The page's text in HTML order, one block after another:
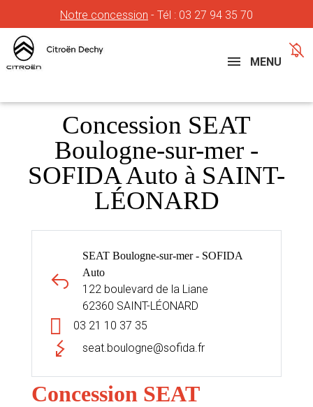
Notre concession - Tél : 03 27 94 35 70
Concessions
MENU
Concession SEAT
Boulogne-sur-mer -
SOFIDA Auto à SAINT-
LÉONARD
SEAT Boulogne-sur-mer - SOFIDA
Auto
122 boulevard de la Liane
62360 SAINT-LÉONARD
03 21 10 37 35
seat.boulogne@sofida.fr
Concession SEAT